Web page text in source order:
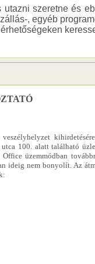
szeretne és
, egyéb
100. alatt található
üzemmódban
ideig nem bonyolít. Az